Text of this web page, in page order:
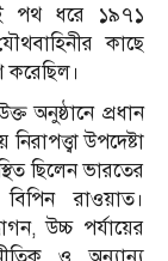
পথ ধরে ১৯৭১
কাছে
অনুষ্ঠানে প্রধান
উপদেষ্টা
ছিলেন ভারতের
রাওয়াত।
উচ্চ পর্যায়ের